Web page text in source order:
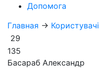
Допомога
Главная → Користувачі
29
135
Басараб Александр